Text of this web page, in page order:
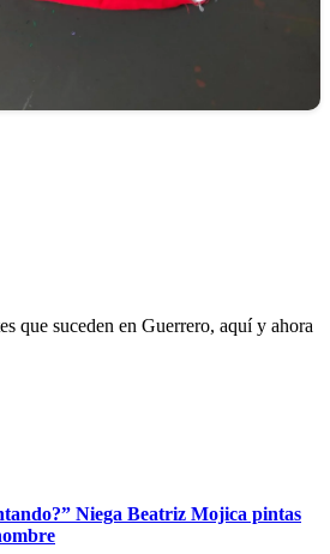
que suceden en Guerrero, aquí y ahora
Niega Beatriz Mojica pintas